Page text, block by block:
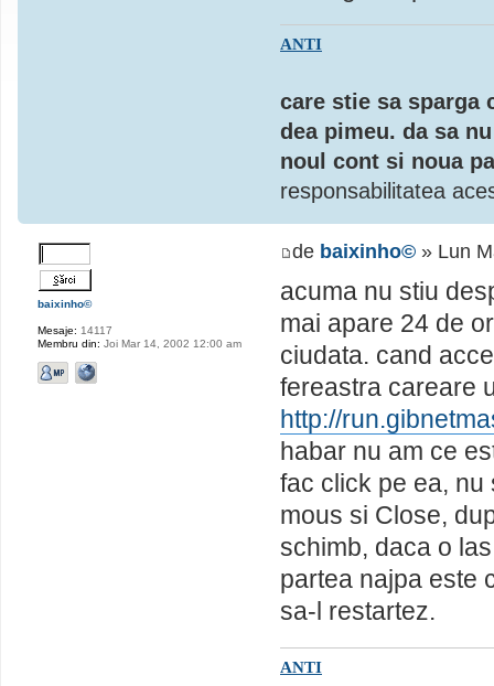
ANTI
care stie sa sparga
dea pimeu. da sa
noul cont si noua
responsabilitatea
de baixinho© » Lun
acuma nu stiu
mai apare 24 de
ciudata. cand
fereastra careare
http://
habar nu am ce
fac click pe ea, nu
mous si Close,
schimb, daca o
partea najpa este
sa-l restartez.
ANTI
baixinho©
Mesaje: 14117
Membru din: Joi Mar 14, 2002 12:00 am